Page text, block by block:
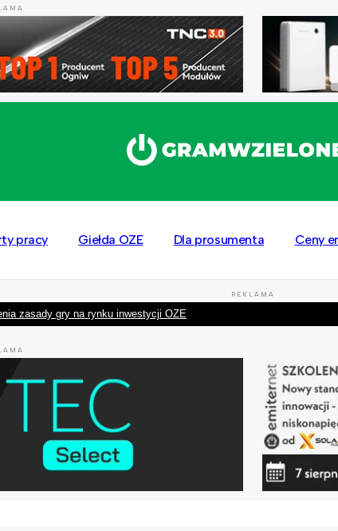
pracy Giełda OZE Dla prosumenta Ceny
REKLAMA
zasady gry na rynku inwestycji OZE